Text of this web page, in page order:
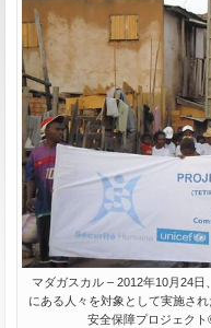
マダガスカル – 2012年10月24
にある人々を対象として実施さ
安全保障プロジェク